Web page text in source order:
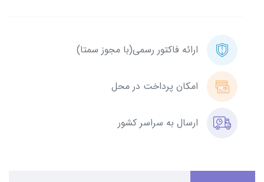
ارائه فاکتور رسمی(با مجوز سمتا)
امکان پرداخت در محل
ارسال به سراسر کشور